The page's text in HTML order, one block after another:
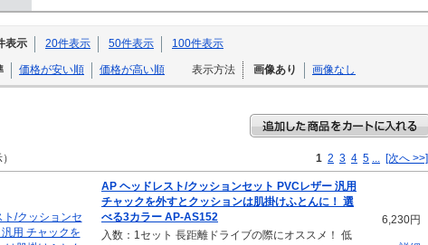
表示 20件表示 50件表示 100件表示
価格が安い順 価格が高い順 表示方法 画像あり 画像なし
1 2 3 4 5 ... [次へ >>]
AP ヘッドレスト/クッションセット PVCレザー 汎用
チャックを外すとクッションは肌掛けふとんに！ 選
べる3カラー AP-AS152
入数：1セット 長距離ドライブの際にオススメ！ 低
6,230円